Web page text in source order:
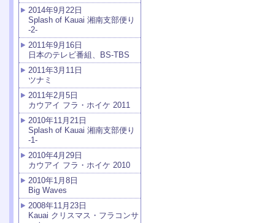
2014年9月22日
Splash of Kauai 湘南支部便り
-2-
2011年9月16日
日本のテレビ番組、BS-TBS
2011年3月11日
ツナミ
2011年2月5日
カウアイ フラ・ホイケ 2011
2010年11月21日
Splash of Kauai 湘南支部便り
-1-
2010年4月29日
カウアイ フラ・ホイケ 2010
2010年1月8日
Big Waves
2008年11月23日
Kauai クリスマス・フラコンサ